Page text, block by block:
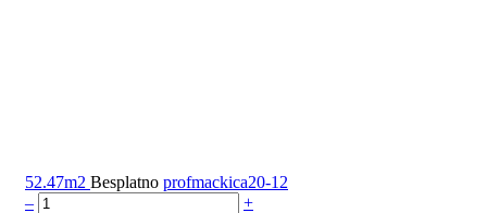
52.47m2 Besplatno profmackica20-12
–
+